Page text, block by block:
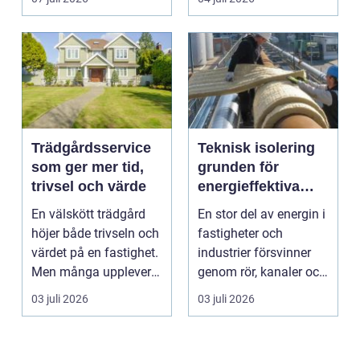
häck...
Trädgårdsservice
som ger mer tid,
trivsel och värde
En välskött trädgård
höjer både trivseln och
värdet på en fastighet.
Men många upplever
att tiden, o...
03 juli 2026
Teknisk isolering
grunden för
energieffektiva
och säkra
byggnader
En stor del av energin i
fastigheter och
industrier försvinner
genom rör, kanaler och
tekniska insta...
03 juli 2026